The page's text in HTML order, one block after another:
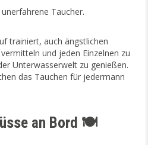
Taucher.
trainiert, auch ängstlichen
und jeden Einzelnen zu
Unterwasserwelt zu genießen.
das Tauchen für jedermann
an Bord 🍽️